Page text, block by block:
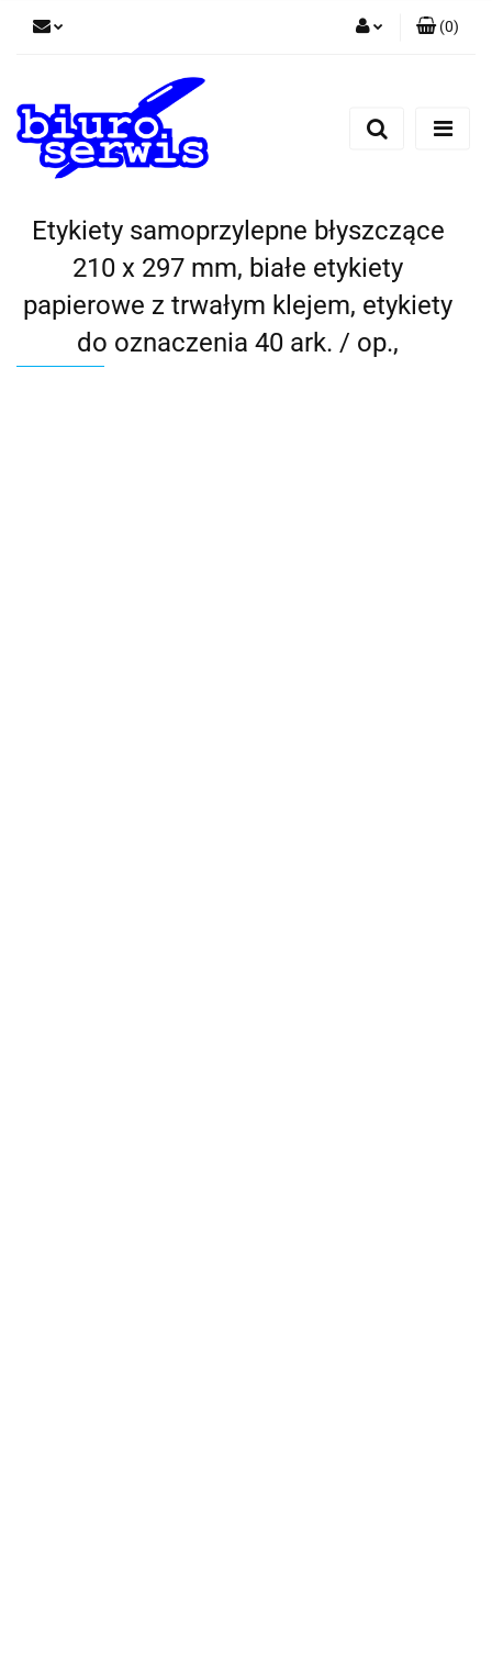
Zarejestruj się
(0)
Etykiety samoprzylepne błyszczące
210 x 297 mm, białe etykiety
papierowe z trwałym klejem, etykiety
do oznaczenia 40 ark. / op.,